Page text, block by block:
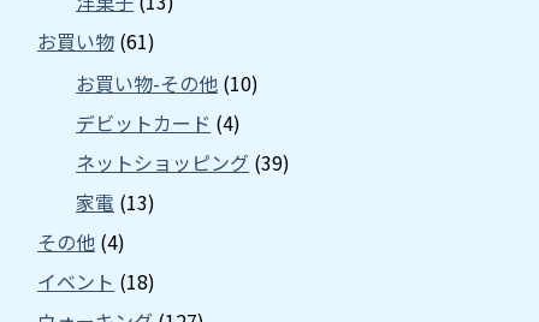
お買い物 (61)
お買い物-その他 (10)
デビットカード (4)
ネットショッピング (39)
家電 (13)
その他 (4)
イベント (18)